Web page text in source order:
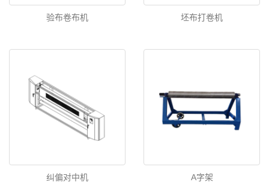
验布卷布机 坯布打卷机
纠偏对中机 A字架